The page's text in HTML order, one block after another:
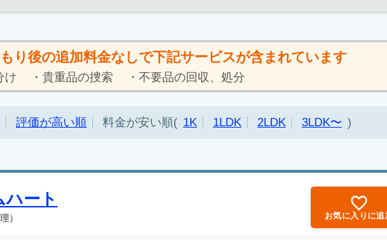
り後の追加料金なしで下記サービスが含まれています
け 貴重品の捜索 不要品の回収、処分
評価が高い順 料金が安い順 1K 1LDK 2LDK 3LDK〜
ハート
） お気に入りに追